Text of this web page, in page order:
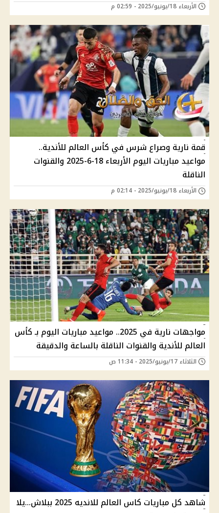
الأربعاء 18/يونيو/2025 - 02:59 م
قمة نارية وصراع شرس في كأس العالم للأندية..
مواعيد مباريات اليوم الأربعاء 18-6-2025 والقنوات
الناقلة
الأربعاء 18/يونيو/2025 - 02:14 م
مواجهات نارية في 2025.. مواعيد مباريات اليوم بـ كأس
العالم للأندية والقنوات الناقلة بالساعة والدقيقة
الثلاثاء 17/يونيو/2025 - 11:34 ص
شاهد كل مباريات كاس العالم للانديه 2025 ببلاش...يلا